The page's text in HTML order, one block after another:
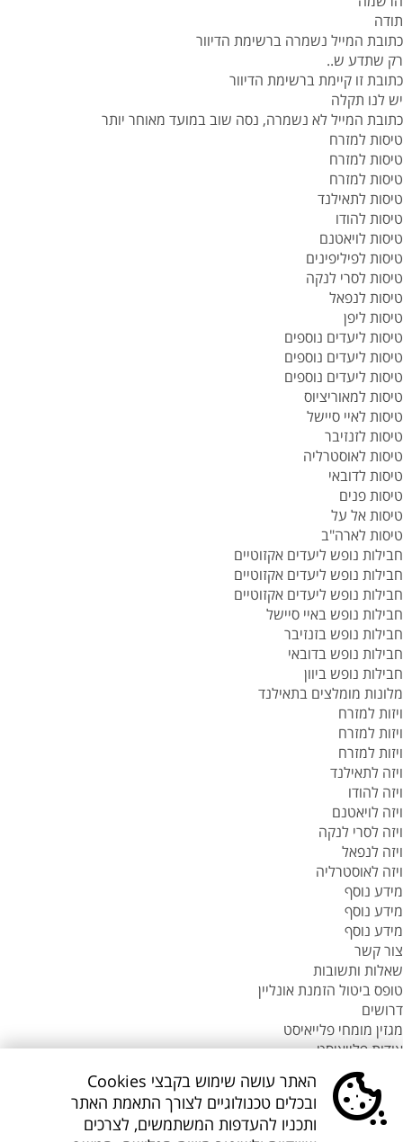
תודה
כתובת המייל נשמרה ברשימת הדיוור
רק שתדע ש..
כתובת זו קיימת ברשימת הדיוור
יש לנו תקלה
כתובת המייל לא נשמרה, נסה שוב במועד מאוחר יותר
טיסות למזרח
טיסות למזרח
טיסות למזרח
טיסות לתאילנד
טיסות להודו
טיסות לויאטנם
טיסות לפיליפינים
טיסות לסרי לנקה
טיסות לנפאל
טיסות ליפן
טיסות ליעדים נוספים
טיסות ליעדים נוספים
טיסות ליעדים נוספים
טיסות למאוריציוס
טיסות לאיי סיישל
טיסות לזנזיבר
טיסות לאוסטרליה
טיסות לדובאי
טיסות פנים
טיסות אל על
טיסות לארה"ב
חבילות נופש ליעדים אקזוטיים
חבילות נופש ליעדים אקזוטיים
חבילות נופש ליעדים אקזוטיים
חבילות נופש באיי סיישל
חבילות נופש בזנזיבר
חבילות נופש בדובאי
חבילות נופש ביוון
מלונות מומלצים בתאילנד
ויזות למזרח
ויזות למזרח
ויזות למזרח
ויזה לתאילנד
ויזה להודו
ויזה לויאטנם
ויזה לסרי לנקה
ויזה לנפאל
ויזה לאוסטרליה
מידע נוסף
מידע נוסף
מידע נוסף
צור קשר
שאלות ותשובות
טופס ביטול הזמנת אונליין
דרושים
מגזין מומחי פלייאיסט
אודות פלייאיסט
סניפי flyeast בעולם
סניפי flyeast בעולם
סניף flyeast תאילנד
האתר עושה שימוש בקבצי Cookies
ובכלים טכנולוגיים לצורך התאמת האתר
ותכניו להעדפות המשתמשים, לצרכים